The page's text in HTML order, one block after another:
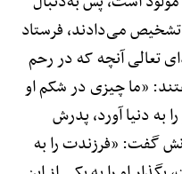
تشخیص می‌دادند، فرستاد
تعالی آنچه که در رحم
«ما چیزی در شکم او
به دنیا آورد، پدرش
گفت: «فرزندت را به